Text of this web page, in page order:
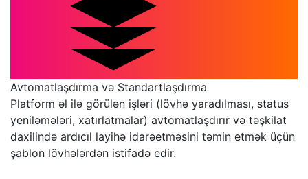
Avtomatlaşdırma və Standartlaşdırma
Platform əl ilə görülən işləri (lövhə yaradılması, status
yeniləmələri, xatırlatmalar) avtomatlaşdırır və təşkilat
daxilində ardıcıl layihə idarəetməsini təmin etmək üçün
şablon lövhələrdən istifadə edir.